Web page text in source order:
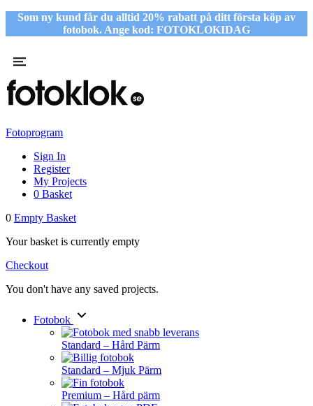
Som ny kund får du alltid 20% rabatt på ditt första köp av
fotobok. Ange kod: FOTOKLOKIDAG
Fotoprogram
Sign In
Register
My Projects
0 Basket
0 Empty Basket
Your basket is currently empty
Checkout
You don't have any saved projects.
Fotobok
Standard – Hård Pärm
Standard – Mjuk Pärm
Premium – Hård pärm